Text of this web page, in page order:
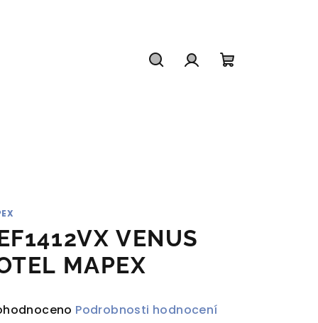
VENUS
MAPEX
Podrobnosti hodnocení